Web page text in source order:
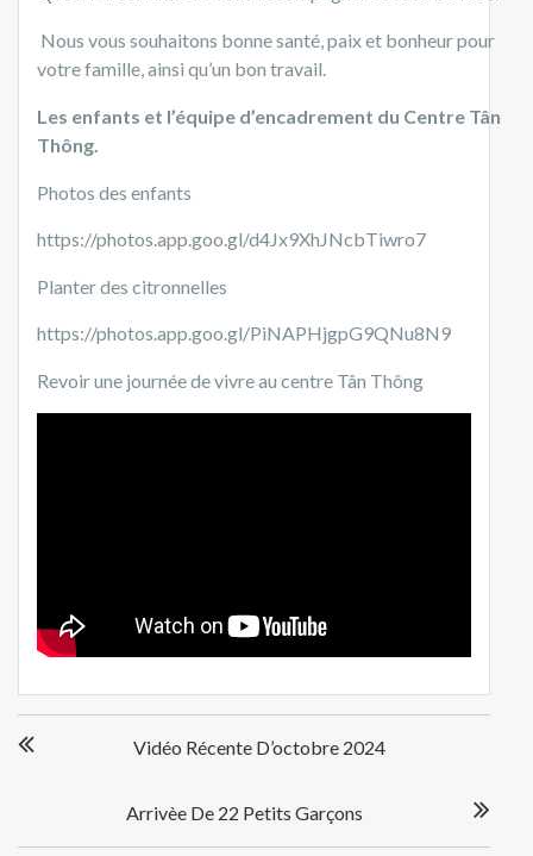
Nous vous souhaitons bonne santé, paix et bonheur pour
votre famille, ainsi qu’un bon travail.
Les enfants et l’équipe d’encadrement du Centre Tân
Thông.
Photos des enfants
https://photos.app.goo.gl/d4Jx9XhJNcbTiwro7
Planter des citronnelles
https://photos.app.goo.gl/PiNAPHjgpG9QNu8N9
Revoir une journée de vivre au centre Tân Thông
Navigation
Vidéo Récente D’octobre 2024
Arrivèe De 22 Petits Garçons